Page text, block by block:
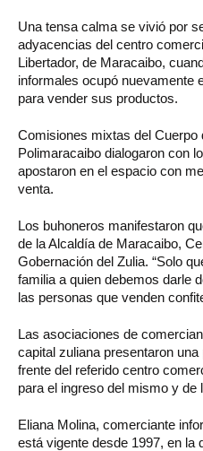
Una tensa calma se vivió por
adyacencias del centro
Libertador, de Maracaibo,
informales ocupó nuevamente
para vender sus productos.
Comisiones mixtas del Cuerpo
Polimaracaibo dialogaron con
apostaron en el espacio con
venta.
Los buhoneros manifestaron
de la Alcaldía de Maracaibo,
Gobernación del Zulia. “Solo
familia a quien debemos darle
las personas que venden
Las asociaciones de
capital zuliana presentaron
frente del referido centro
para el ingreso del mismo y de
Eliana Molina, comerciante
está vigente desde 1997, en la